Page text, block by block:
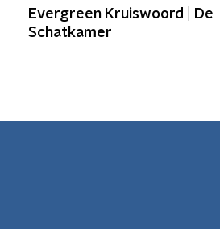
Evergreen Kruiswoord | De
Schatkamer